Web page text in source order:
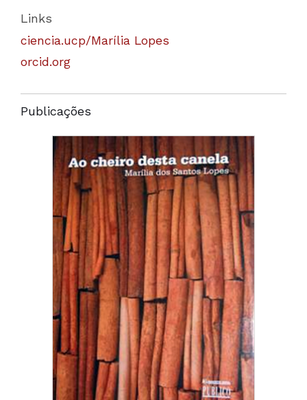
Links
ciencia.ucp/Marília Lopes
orcid.org
Publicações